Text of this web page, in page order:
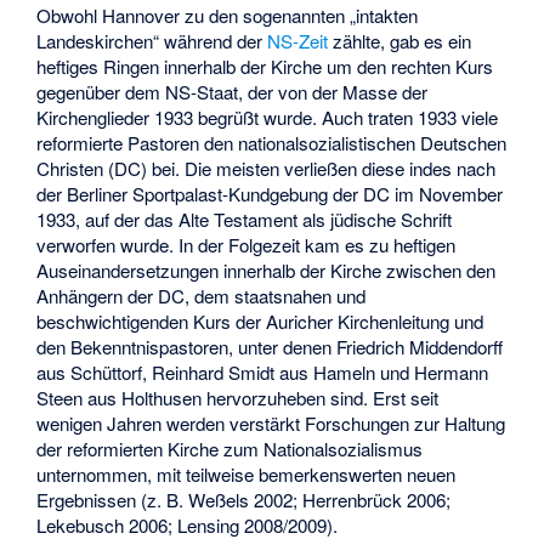
Obwohl Hannover zu den sogenannten „intakten
Landeskirchen“ während der NS-Zeitzählte, gab es ein
heftiges Ringen innerhalb der Kirche um den rechten Kurs
gegenüber dem NS-Staat, der von der Masse der
Kirchenglieder 1933 begrüßt wurde. Auch traten 1933 viele
reformierte Pastoren den nationalsozialistischen Deutschen
Christen (DC) bei. Die meisten verließen diese indes nach
der Berliner Sportpalast-Kundgebung der DC im November
1933, auf der das Alte Testament als jüdische Schrift
verworfen wurde. In der Folgezeit kam es zu heftigen
Auseinandersetzungen innerhalb der Kirche zwischen den
Anhängern der DC, dem staatsnahen und
beschwichtigenden Kurs der Auricher Kirchenleitung und
den Bekenntnispastoren, unter denen Friedrich Middendorff
aus Schüttorf, Reinhard Smidt aus Hameln und Hermann
Steen aus Holthusen hervorzuheben sind. Erst seit
wenigen Jahren werden verstärkt Forschungen zur Haltung
der reformierten Kirche zum Nationalsozialismus
unternommen, mit teilweise bemerkenswerten neuen
Ergebnissen (z. B. Weßels 2002; Herrenbrück 2006;
Lekebusch 2006; Lensing 2008/2009).